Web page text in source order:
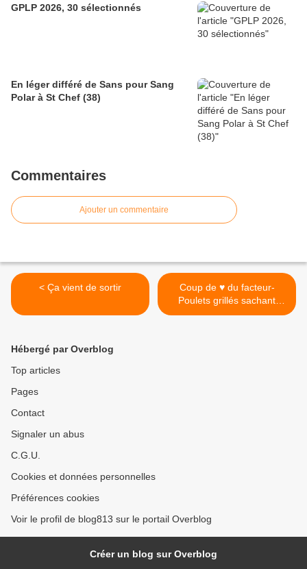
GPLP 2026, 30 sélectionnés
En léger différé de Sans pour Sang
Polar à St Chef (38)
Commentaires
Ajouter un commentaire
< Ça vient de sortir
Coup de ♥ du facteur-
Poulets grillés sachant
rester groupés >
Hébergé par Overblog
Top articles
Pages
Contact
Signaler un abus
C.G.U.
Cookies et données personnelles
Préférences cookies
Voir le profil de blog813 sur le portail Overblog
Créer un blog sur Overblog